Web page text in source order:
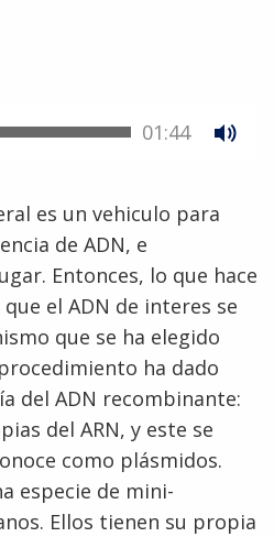
01:44
es un vehiculo para
de ADN, e
Entonces, lo que hace
el ADN de interes se
que se ha elegido
ha dado
del ADN recombinante:
del ARN, y este se
como plásmidos.
especie de mini-
Ellos tienen su propia